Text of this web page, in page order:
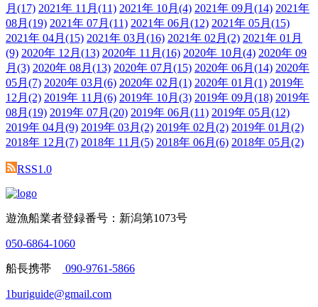
月 (17) 2021年 11月 (11) 2021年 10月 (4) 2021年 09月 (14) 2021年
08月 (19) 2021年 07月 (11) 2021年 06月 (12) 2021年 05月 (15)
2021年 04月 (15) 2021年 03月 (16) 2021年 02月 (2) 2021年 01月
(9) 2020年 12月 (13) 2020年 11月 (16) 2020年 10月 (4) 2020年 09
月 (3) 2020年 08月 (13) 2020年 07月 (15) 2020年 06月 (14) 2020年
05月 (7) 2020年 03月 (6) 2020年 02月 (1) 2020年 01月 (1) 2019年
12月 (2) 2019年 11月 (6) 2019年 10月 (3) 2019年 09月 (18) 2019年
08月 (19) 2019年 07月 (20) 2019年 06月 (11) 2019年 05月 (12)
2019年 04月 (9) 2019年 03月 (2) 2019年 02月 (2) 2019年 01月 (2)
2018年 12月 (7) 2018年 11月 (5) 2018年 06月 (6) 2018年 05月 (2)
RSS1.0
遊漁船業者登録番号：新潟第1073号
050-6864-1060
船長携帯 090-9761-5866
1buriguide@gmail.com